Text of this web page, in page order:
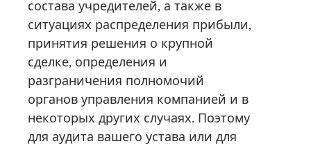
состава учредителей, а также в
ситуациях распределения прибыли,
принятия решения о крупной
сделке, определения и
разграничения полномочий
органов управления компанией и в
некоторых других случаях. Поэтому
для аудита вашего устава или для